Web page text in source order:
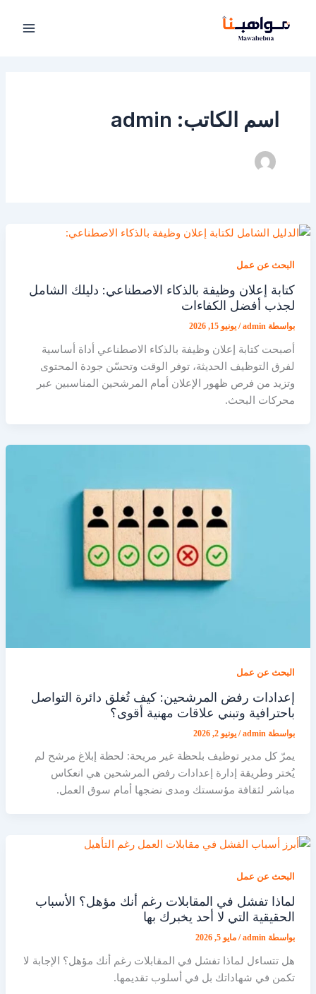
اسم الكاتب: admin
البحث عن عمل
كتابة إعلان وظيفة بالذكاء الاصطناعي: دليلك الشامل
لجذب أفضل الكفاءات
بواسطة admin
/ يونيو 15, 2026
أصبحت كتابة إعلان وظيفة بالذكاء الاصطناعي أداة أساسية
لفرق التوظيف الحديثة، توفر الوقت وتحسّن جودة المحتوى
وتزيد من فرص ظهور الإعلان أمام المرشحين المناسبين عبر
محركات البحث.
البحث عن عمل
إعدادات رفض المرشحين: كيف تُغلق دائرة التواصل
باحترافية وتبني علاقات مهنية أقوى؟
بواسطة admin
/ يونيو 2, 2026
يمرّ كل مدير توظيف بلحظة غير مريحة: لحظة إبلاغ مرشح لم
يُختر وطريقة إدارة إعدادات رفض المرشحين هي انعكاس
مباشر لثقافة مؤسستك ومدى نضجها أمام سوق العمل.
البحث عن عمل
لماذا تفشل في المقابلات رغم أنك مؤهل؟ الأسباب
الحقيقية التي لا أحد يخبرك بها
بواسطة admin
/ مايو 5, 2026
هل تتساءل لماذا تفشل في المقابلات رغم أنك مؤهل؟ الإجابة لا
تكمن في شهاداتك بل في أسلوب تقديمها.